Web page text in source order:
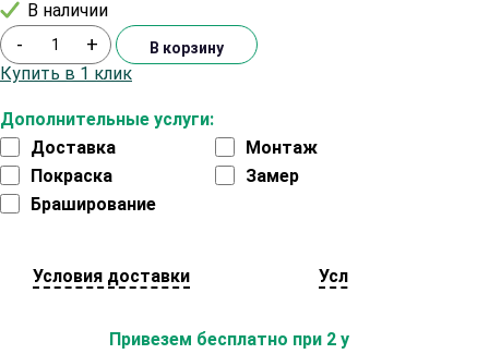
В наличии
Дополнительные услуги:
Доставка
Монтаж
Покраска
Замер
Браширование
- + В корзину
Купить в 1 клик
Условия доставки Условия оплаты
Привезем бесплатно при 2 условиях: